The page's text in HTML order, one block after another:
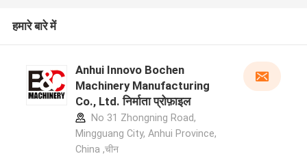
हमारे बारे में
Anhui Innovo Bochen
Machinery Manufacturing
Co., Ltd. निर्माता प्रोफ़ाइल
No 31 Zhongning Road,
Mingguang City, Anhui Province,
China ,चीन